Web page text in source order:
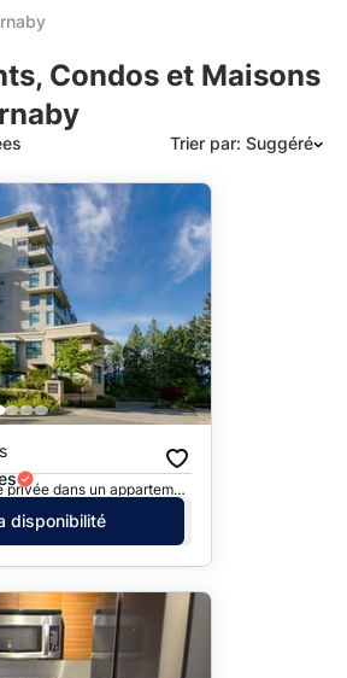
Condos et Maisons
Trier par: Suggéré
d’abord
d’abord
Burnaby, BC · Chambre privée dans un appartement
disponibilité